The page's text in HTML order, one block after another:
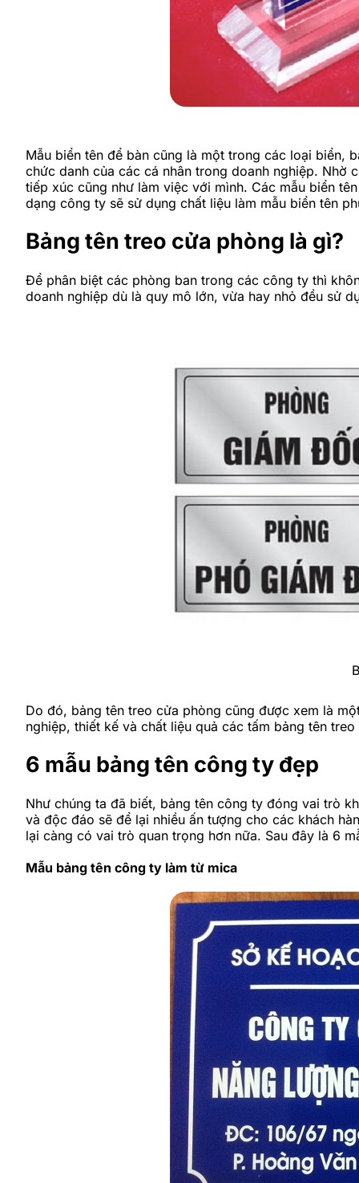
Mẫu biển tên để bàn cũng là một trong các loại biển,
chức danh của các cá nhân trong doanh nghiệp. Nhờ
tiếp xúc cũng như làm việc với mình. Các mẫu biển
dạng công ty sẽ sử dụng chất liệu làm mẫu biển tên
Bảng tên treo cửa phòng là gì?
Để phân biệt các phòng ban trong các công ty thì
doanh nghiệp dù là quy mô lớn, vừa hay nhỏ đều sử
Do đó, bảng tên treo cửa phòng cũng được xem là
nghiệp, thiết kế và chất liệu quả các tấm bảng tên
6 mẫu bảng tên công ty đẹp
Như chúng ta đã biết, bảng tên công ty đóng vai trò
và độc đáo sẽ để lại nhiều ấn tượng cho các khách
lại càng có vai trò quan trọng hơn nữa. Sau đây là 6
Mẫu bảng tên công ty làm từ mica